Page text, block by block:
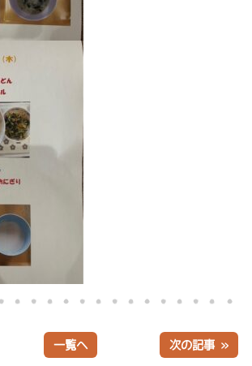
一覧へ 次の記事 »